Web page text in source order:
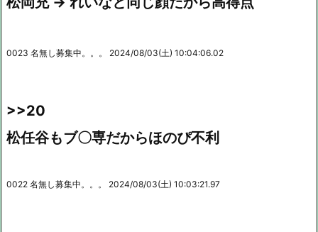
0023 名無し募集中。。。 2024/08/03(土) 10:04:06.02
>>20
松任谷もブ〇専だからほのぴ不利
0022 名無し募集中。。。 2024/08/03(土) 10:03:21.97